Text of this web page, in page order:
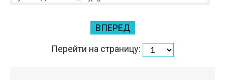
ВПЕРЕД
Перейти на страницу: